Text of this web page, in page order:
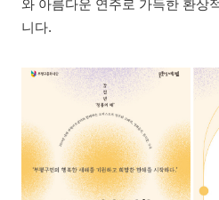
와 아름다운 연주로 가득한 환상
니다.